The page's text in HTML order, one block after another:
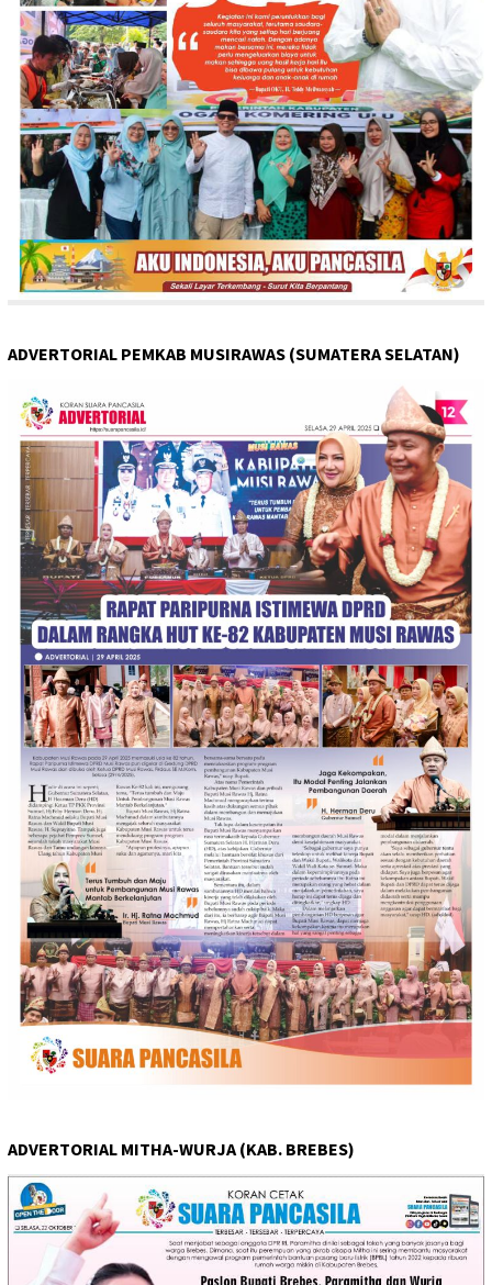
ADVERTORIAL PEMKAB MUSIRAWAS (SUMATERA SELATAN)
ADVERTORIAL MITHA-WURJA (KAB. BREBES)